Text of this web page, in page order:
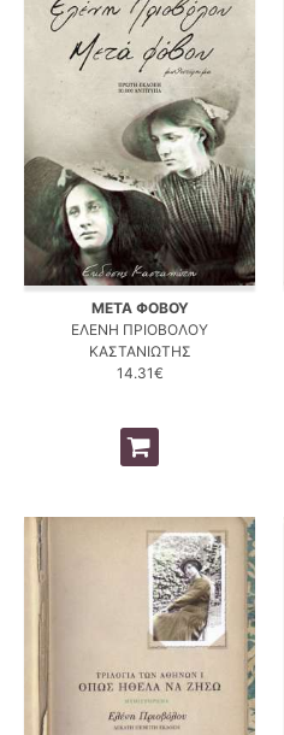
ΜΕΤΑ ΦΟΒΟΥ
ΕΛΕΝΗ ΠΡΙΟΒΟΛΟΥ
ΚΑΣΤΑΝΙΩΤΗΣ
14.31€